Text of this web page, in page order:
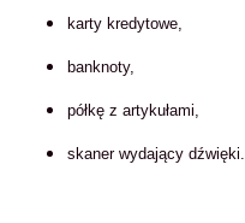
karty kredytowe,
banknoty,
półkę z artykułami,
skaner wydający dźwięki.